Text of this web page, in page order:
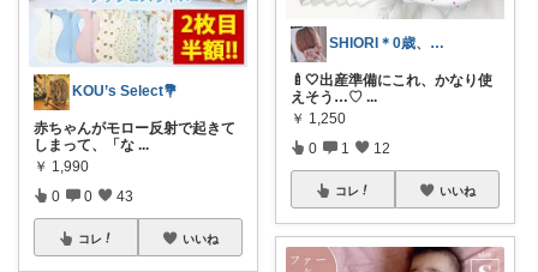
KOU’s Select💐
赤ちゃんがモロー反射で起きて
しまって、「な ...
￥ 1,990
0 0 43
コレ いいね
SHIORI＊0歳、2歳女の子ママ
🍼🤍出産準備にこれ、かなり使
えそう…♡ ...
￥ 1,250
0 1 12
コレ いいね